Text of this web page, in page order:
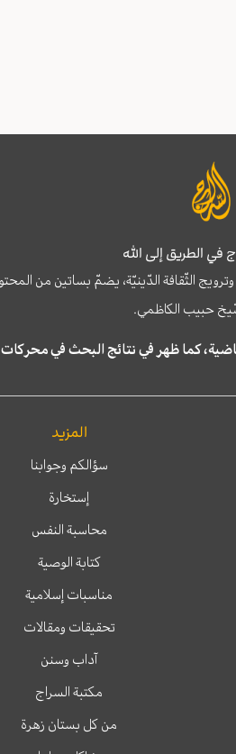
في الطريق إلى الله
الثّقافة الدّينيّة، يضمّ بساتين من
حبيب الكاظمي.
المزيد
سؤالكم وجوابنا
إستخارة
محاسبة النفس
كتابة الوصية
مناسبات إسلامية
تحقيقات ومقالات
آداب وسنن
مكتبة السراج
من كل بستان زهرة